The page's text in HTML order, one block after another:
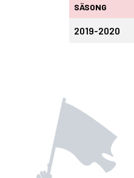
SÄSONG
2019-2020